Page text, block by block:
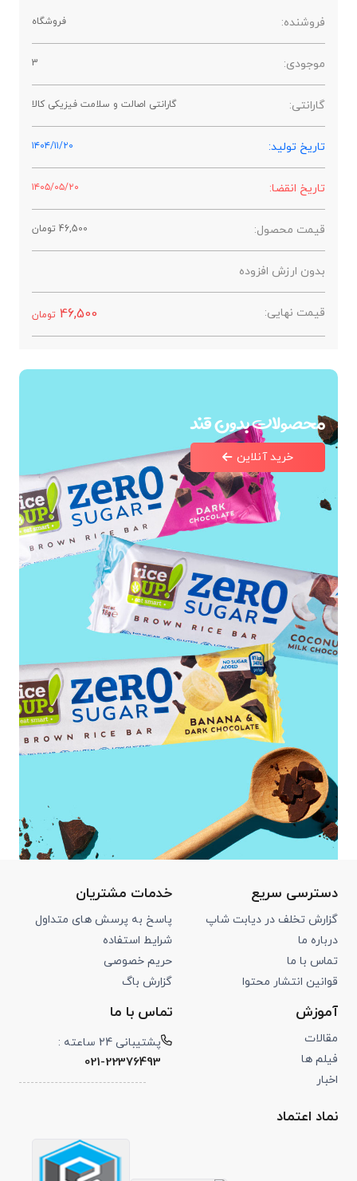
فروشنده: فروشگاه
موجودی: 3
گارانتی: گارانتی اصالت و سلامت فیزیکی کالا
تاریخ تولید: ۱۴۰۴/۱۱/۲۰
تاریخ انقضا: ۱۴۰۵/۰۵/۲۰
قیمت محصول: 46,500 تومان
بدون ارزش افزوده
قیمت نهایی: 46,500 تومان
محصولات بدون قند
خرید آنلاین
دسترسی سریع
گزارش تخلف در دیابت شاپ
درباره ما
تماس با ما
قوانین انتشار محتوا
خدمات مشتریان
پاسخ به پرسش های متداول
شرایط استفاده
حریم خصوصی
گزارش باگ
آموزش
مقالات
فیلم ها
اخبار
تماس با ما
پشتیبانی 24 ساعته :
021-22376493
نماد اعتماد